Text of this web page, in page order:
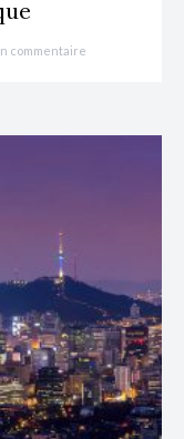
commentaire